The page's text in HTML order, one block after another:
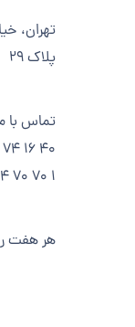
تهران،
پلاک ۲۹
تماس با ما
40 16 74 88 - 021
1 70 70 14 - 0900
هر هفت روز